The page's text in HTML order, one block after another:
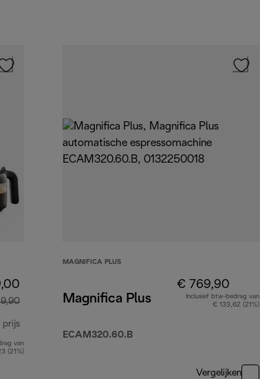
prijs
originele prijs € 1.049,90
van
(21%)
MAGNIFICA PLUS
Magnifica Plus
ECAM320.60.B
€ 769,90
Inclusief btw-bedrag van
€ 133,62 (21%)
Vergelijken